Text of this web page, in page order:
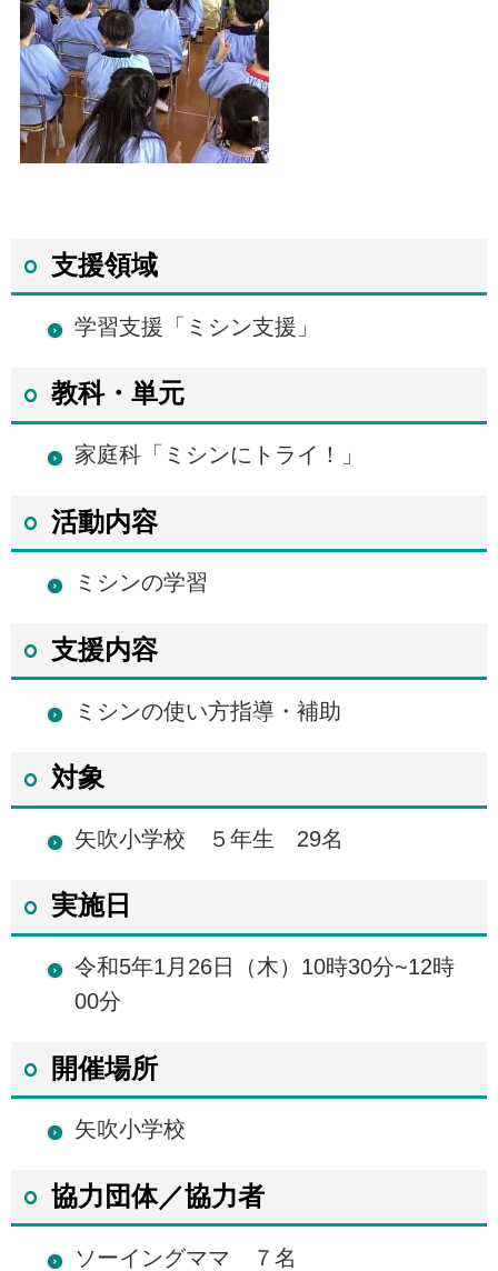
支援領域
学習支援「ミシン支援」
教科・単元
家庭科「ミシンにトライ！」
活動内容
ミシンの学習
支援内容
ミシンの使い方指導・補助
対象
矢吹小学校 ５年生 29名
実施日
令和5年1月26日（木）10時30分~12時
00分
開催場所
矢吹小学校
協力団体／協力者
ソーイングママ ７名